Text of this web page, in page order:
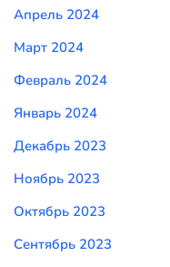
Апрель 2024
Март 2024
Февраль 2024
Январь 2024
Декабрь 2023
Ноябрь 2023
Октябрь 2023
Сентябрь 2023